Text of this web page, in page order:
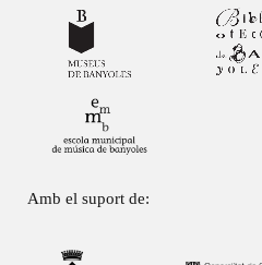
Amb el suport de: